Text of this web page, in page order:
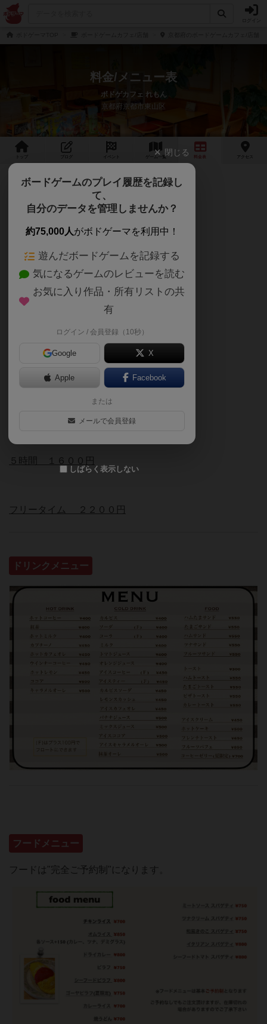
料金/メニュー表
ボドゲカフェ れもん
京都府京都市東山区
ゲーム 一覧 料金 アクセス
ゲーム利用料金
当店は時間制料金となっております
入店から３０分ごと
時間パック料金（全パック１ドリンク付）
５時間 １６００円
フリータイム ２２００円
ドリンクメニュー
フードメニュー
フードは"完全ご予約制"になります。
閉じる
ボードゲームのプレイ履歴を記録し
て、
自分のデータを管理しませんか？
約75,000人がボドゲーマを利用中！
遊んだボードゲームを記録する
気になるゲームのレビューを読む
お気に入り作品・所有リストの共
有
ログイン / 会員登録（10秒）
Google X
Apple Facebook
または
メールで会員登録
しばらく表示しない